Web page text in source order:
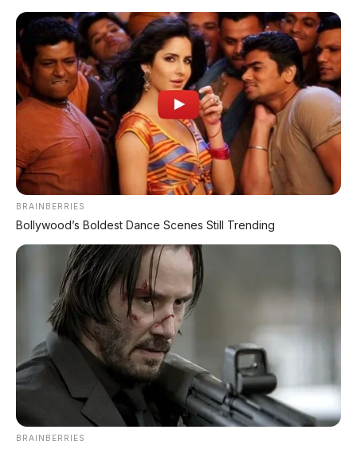
Home»Artikel»Automatic» Bensin»Brio »Honda
Review
Mobil»
Honda Brio RS Urbanite 1.2 CVT 2023:
Review Lengkap & Update Harga Bekas
Maret 2026 di Bali
Diterbitkan: 8 Maret 2026 | Sumber: APMOTOR
Review & Pasar Mobil Bekas
BRAINBERRIES
Bollywood’s Boldest Dance Scenes Still Trending
BRAINBERRIES